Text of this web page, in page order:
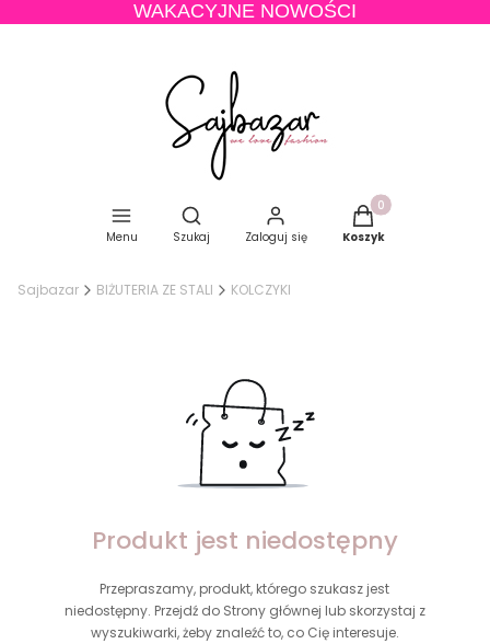
WAKACYJNE NOWOŚCI
Menu
Otwórz wyszukiwarkę
Szukaj Zaloguj się
Produkty w
Koszyk
Sajbazar BIŻUTERIA ZE STALI KOLCZYKI
Produkt jest niedostępny
Przepraszamy, produkt, którego szukasz jest
niedostępny. Przejdź do Strony głównej lub skorzystaj z
wyszukiwarki, żeby znaleźć to, co Cię interesuje.